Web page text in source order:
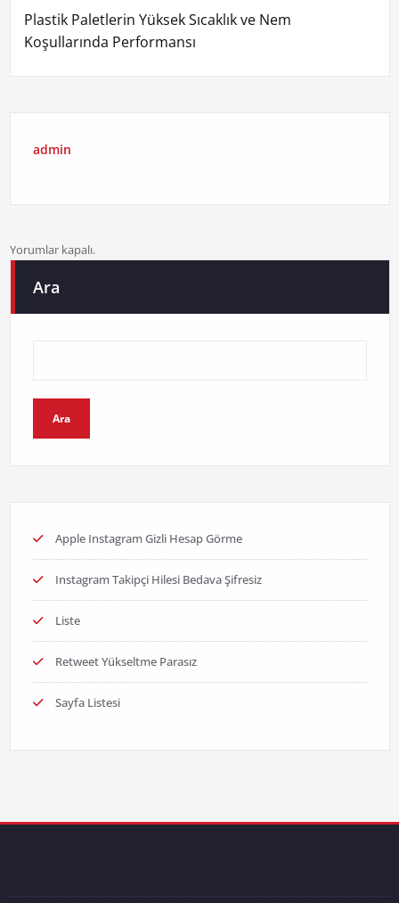
Plastik Paletlerin Yüksek Sıcaklık ve Nem
Koşullarında Performansı
admin
Yorumlar kapalı.
Ara
Ara
Apple Instagram Gizli Hesap Görme
Instagram Takipçi Hilesi Bedava Şifresiz
Liste
Retweet Yükseltme Parasız
Sayfa Listesi